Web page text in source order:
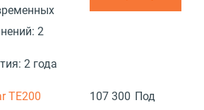
2
2 года
TE200
107 300 Под